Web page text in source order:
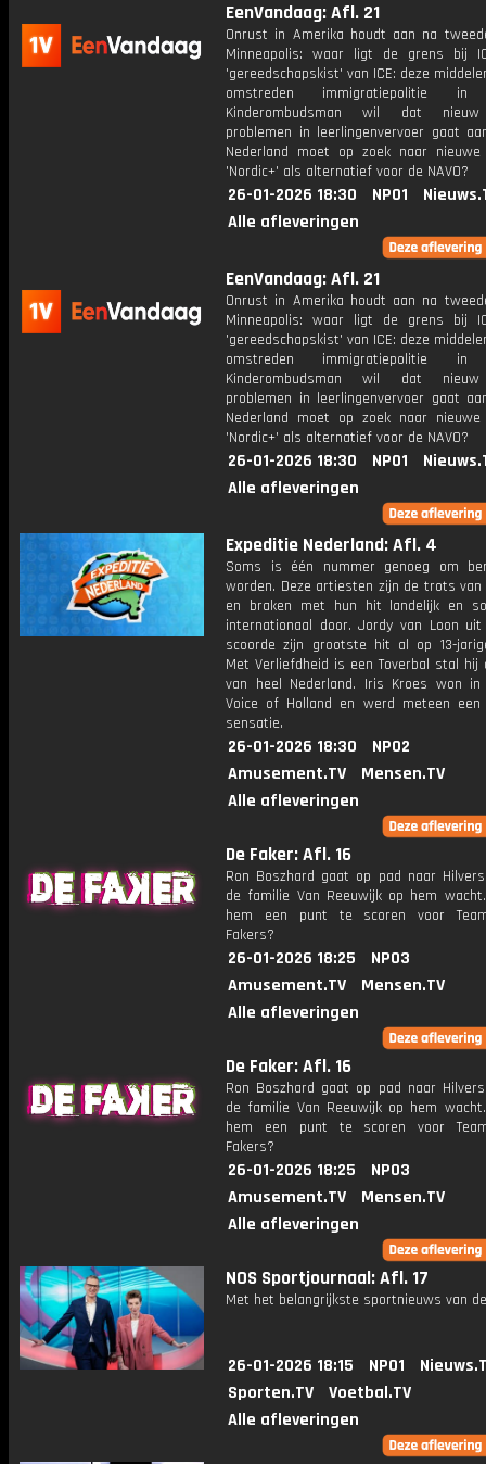
EenVandaag: Afl. 21
Onrust in Amerika houdt aan na
Minneapolis: waar ligt de grens bij
'gereedschapskist' van ICE: deze
omstreden immigratiepolitie
Kinderombudsman wil dat
problemen in leerlingenvervoer gaat
Nederland moet op zoek naar nieuwe
'Nordic+' als alternatief voor de NAVO?
26-01-2026 18:30 NPO1
Alle afleveringen
EenVandaag: Afl. 21
Onrust in Amerika houdt aan na
Minneapolis: waar ligt de grens bij
'gereedschapskist' van ICE: deze
omstreden immigratiepolitie
Kinderombudsman wil dat
problemen in leerlingenvervoer gaat
Nederland moet op zoek naar nieuwe
'Nordic+' als alternatief voor de NAVO?
26-01-2026 18:30 NPO1
Alle afleveringen
Expeditie Nederland: Afl. 4
Soms is één nummer genoeg om
worden. Deze artiesten zijn de trots van
en braken met hun hit landelijk en
internationaal door. Jordy van Loon uit
scoorde zijn grootste hit al op 13-
Met Verliefdheid is een Toverbal stal hij
van heel Nederland. Iris Kroes won in
Voice of Holland en werd meteen een
sensatie.
26-01-2026 18:30
NPO2
Amusement.TV
Mensen.TV
Alle afleveringen
De Faker: Afl. 16
Ron Boszhard gaat op pad naar
de familie Van Reeuwijk op hem
hem een punt te scoren voor
Fakers?
26-01-2026 18:25
NPO3
Amusement.TV
Mensen.TV
Alle afleveringen
De Faker: Afl. 16
Ron Boszhard gaat op pad naar
de familie Van Reeuwijk op hem
hem een punt te scoren voor
Fakers?
26-01-2026 18:25
NPO3
Amusement.TV
Mensen.TV
Alle afleveringen
NOS Sportjournaal: Afl. 17
Met het belangrijkste sportnieuws van
26-01-2026 18:15 NPO1
Sporten.TV
Voetbal.TV
Alle afleveringen